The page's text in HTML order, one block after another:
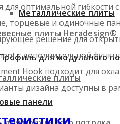
плиты Heradesign®
плиты
Металлические плиты
для модульного
панели
оптимальной
торцевые и одиночные
решение для
с дополнительной
Hook подходит для
дизайна доступны в